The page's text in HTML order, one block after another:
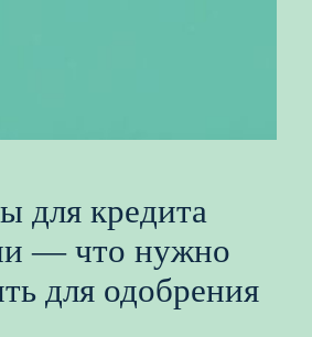
для кредита
— что нужно
для одобрения